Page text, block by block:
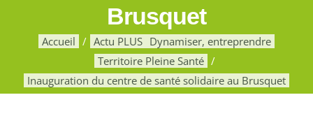
Brusquet
Accueil Actu PLUS Dynamiser, entreprendre
Territoire Pleine Santé
Inauguration du centre de santé solidaire au Brusquet